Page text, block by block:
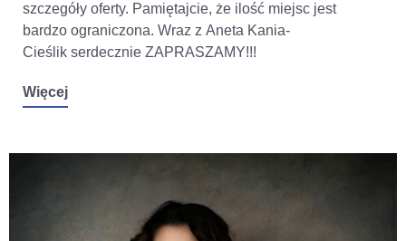
szczegóły oferty. Pamiętajcie, że ilość miejsc jest
bardzo ograniczona. Wraz z Aneta Kania-
Cieślik serdecznie ZAPRASZAMY!!!
Więcej